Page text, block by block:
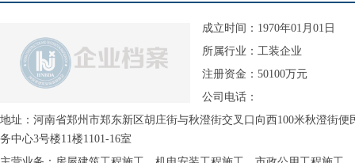
成立时间：1970年01月01日
所属行业：工装企业
注册资金：50100万元
公司电话：
地址：河南省郑州市郑东新区胡庄街与秋澄街交叉口向西100米秋澄街便
务中心3号楼11楼1101-16室